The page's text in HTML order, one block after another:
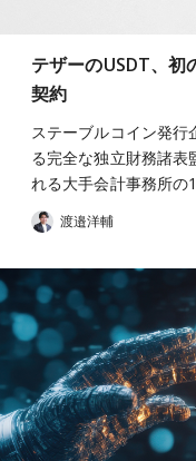
テザーのUSDT、初
契約
ステーブルコイン発
る完全な独立財務諸
れる大手会計事務所
渡邉洋輔